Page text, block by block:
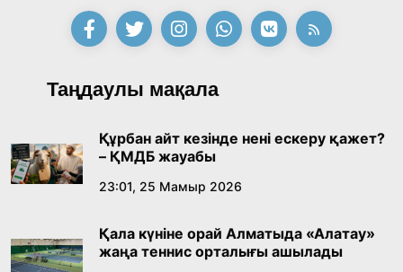
18:39, 23 Шілде 2026
Қонаев қаласының әкімі «Славян базары»
байқауының жеңімпазы Ақерке Амалятты
16:27, 23 Шілде 2026
Қазақ тіліндегі «құт» концептісінің
09:21, 21 Шілде 2026
Таңдаулы мақала
Құрбан айт кезінде нені ескеру қажет?
– ҚМДБ жауабы
23:01, 25 Мамыр 2026
Қала күніне орай Алматыда «Алатау»
жаңа теннис орталығы ашылады